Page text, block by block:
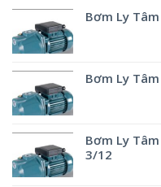
Bơm Ly
Bơm Ly
Bơm Ly
3/12